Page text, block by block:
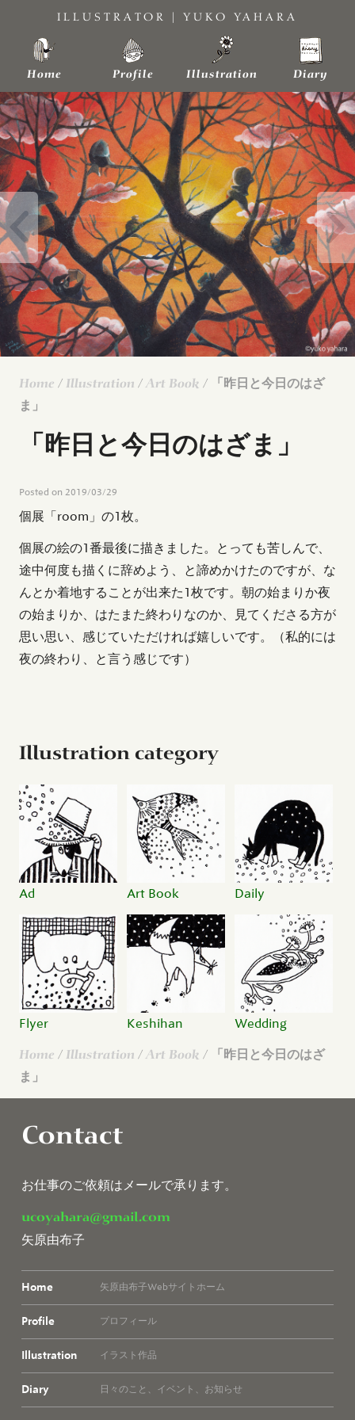
content
ILLUSTRATOR | YUKO YAHARA
Home Profile Illustration Diary
Home / Illustration / Art Book / 「昨日と今日のはざ
ま」
「昨日と今日のはざま」
Posted on 2019/03/29
個展「room」の1枚。
個展の絵の1番最後に描きました。とっても苦しんで、
途中何度も描くに辞めよう、と諦めかけたのですが、な
んとか着地することが出来た1枚です。朝の始まりか夜
の始まりか、はたまた終わりなのか、見てくださる方が
思い思い、感じていただければ嬉しいです。（私的には
夜の終わり、と言う感じです）
Illustration category
Ad Art Book Daily
Flyer Keshihan Wedding
Home / Illustration / Art Book / 「昨日と今日のはざ
ま」
Contact
お仕事のご依頼はメールで承ります。
ucoyahara@gmail.com
矢原由布子
Home 矢原由布子Webサイトホーム
Profile プロフィール
Illustration イラスト作品
Diary 日々のこと、イベント、お知らせ